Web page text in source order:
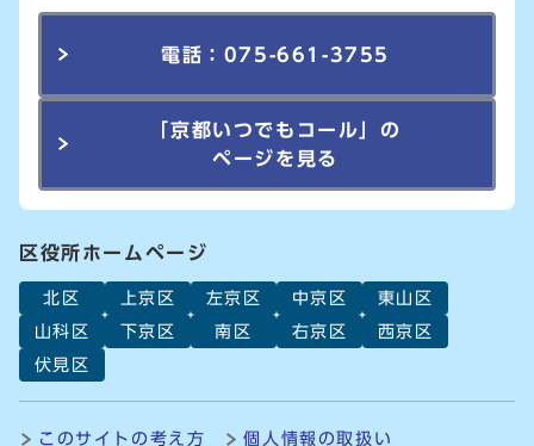
電話：075-661-3755
「京都いつでもコール」の
ページを見る
区役所ホームページ
北区 上京区 左京区 中京区
東山区
山科区
下京区 南区 右京区
西京区
伏見区
このサイトの考え方 個人情報の取扱い